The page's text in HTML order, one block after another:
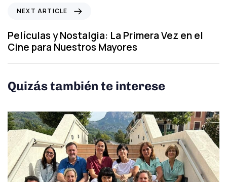
s
A
r
i
l
e
x
t
A
r
i
l
e
NEXT ARTICLE
Películas y Nostalgia: La Primera Vez en el
Cine para Nuestros Mayores
Quizás también te interese